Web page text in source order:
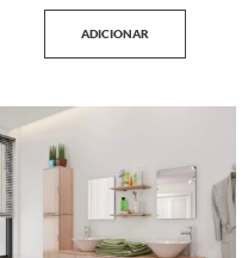
ADICIONAR